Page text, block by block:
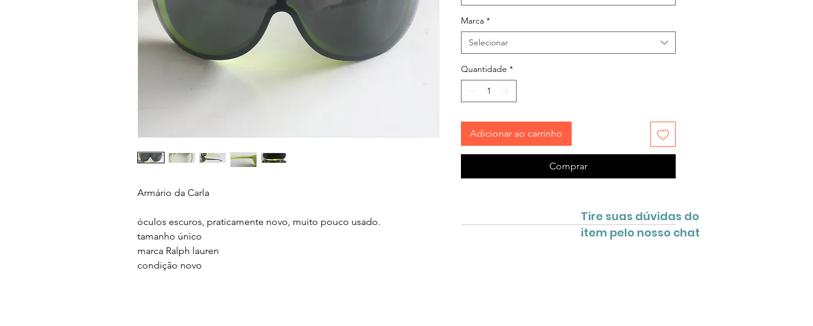
Armário da Carla
óculos escuros, praticamente novo, muito pouco usado.
tamanho único
marca Ralph lauren
condição novo
Marca *
Selecionar
Quantidade *
Adicionar ao carrinho
Comprar
Tire suas dúvidas do
item pelo nosso chat